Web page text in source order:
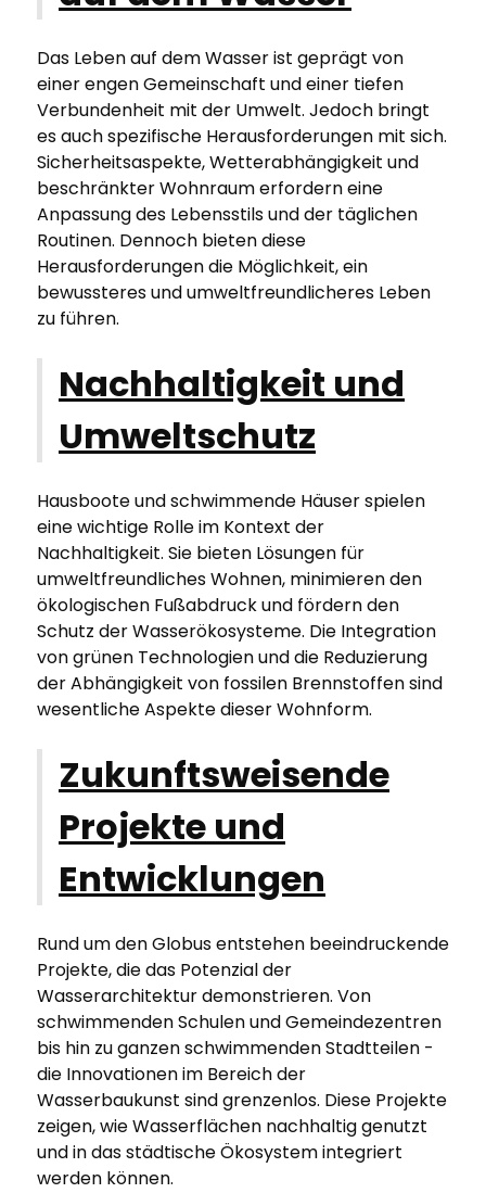
Das Leben auf dem Wasser ist geprägt von
einer engen Gemeinschaft und einer tiefen
Verbundenheit mit der Umwelt. Jedoch bringt
es auch spezifische Herausforderungen mit sich.
Sicherheitsaspekte, Wetterabhängigkeit und
beschränkter Wohnraum erfordern eine
Anpassung des Lebensstils und der täglichen
Routinen. Dennoch bieten diese
Herausforderungen die Möglichkeit, ein
bewussteres und umweltfreundlicheres Leben
zu führen.
Nachhaltigkeit und
Umweltschutz
Hausboote und schwimmende Häuser spielen
eine wichtige Rolle im Kontext der
Nachhaltigkeit. Sie bieten Lösungen für
umweltfreundliches Wohnen, minimieren den
ökologischen Fußabdruck und fördern den
Schutz der Wasserökosysteme. Die Integration
von grünen Technologien und die Reduzierung
der Abhängigkeit von fossilen Brennstoffen sind
wesentliche Aspekte dieser Wohnform.
Zukunftsweisende
Projekte und
Entwicklungen
Rund um den Globus entstehen beeindruckende
Projekte, die das Potenzial der
Wasserarchitektur demonstrieren. Von
schwimmenden Schulen und Gemeindezentren
bis hin zu ganzen schwimmenden Stadtteilen -
die Innovationen im Bereich der
Wasserbaukunst sind grenzenlos. Diese Projekte
zeigen, wie Wasserflächen nachhaltig genutzt
und in das städtische Ökosystem integriert
werden können.